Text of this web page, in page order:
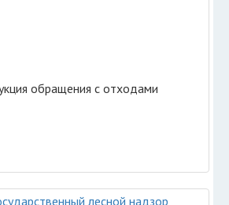
обращения с отходами